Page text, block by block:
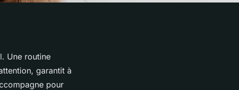
Une routine
garantit à
pour